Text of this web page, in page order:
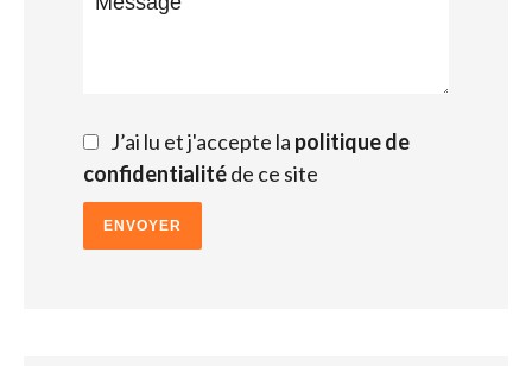
J’ai lu et j'accepte la politique de
confidentialitéde ce site
ENVOYER